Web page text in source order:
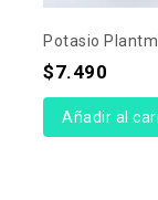
Potasio
$7.490
Añadir al